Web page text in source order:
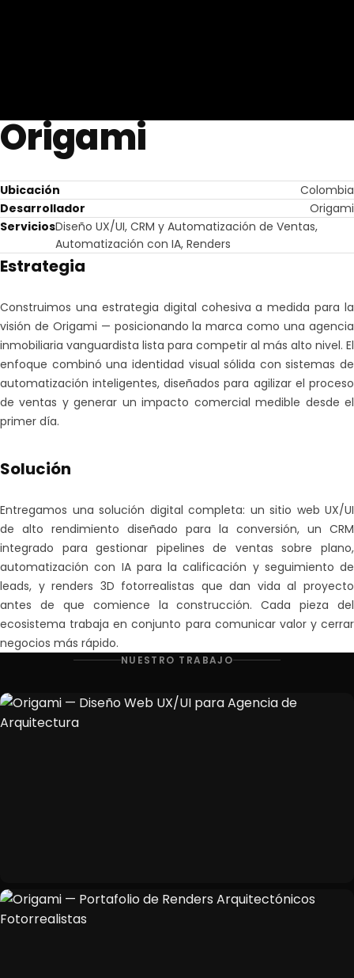
Origami
Ubicación
Colombia
Desarrollador
Origami
ServiciosDiseño UX/UI, CRM y Automatización de Ventas,
Automatización con IA, Renders
Estrategia
Construimos una estrategia digital cohesiva a medida para la
visión de Origami — posicionando la marca como una agencia
inmobiliaria vanguardista lista para competir al más alto nivel. El
enfoque combinó una identidad visual sólida con sistemas de
automatización inteligentes, diseñados para agilizar el proceso
de ventas y generar un impacto comercial medible desde el
primer día.
Solución
Entregamos una solución digital completa: un sitio web UX/UI
de alto rendimiento diseñado para la conversión, un CRM
integrado para gestionar pipelines de ventas sobre plano,
automatización con IA para la calificación y seguimiento de
leads, y renders 3D fotorrealistas que dan vida al proyecto
antes de que comience la construcción. Cada pieza del
ecosistema trabaja en conjunto para comunicar valor y cerrar
negocios más rápido.
NUESTRO TRABAJO